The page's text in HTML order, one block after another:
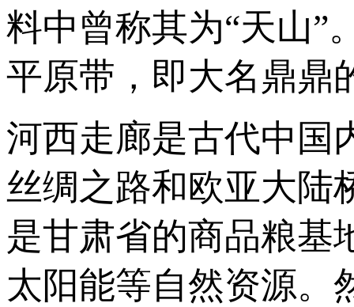
料中曾称其为“天山”
平原带，即大名鼎鼎
河西走廊是古代中国
丝绸之路和欧亚大陆
是甘肃省的商品粮基
太阳能等自然资源。